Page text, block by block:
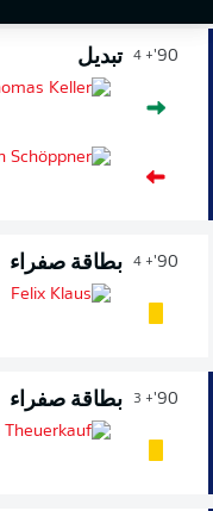
90'
+ 4 تبديل
90'
+ 4 بطاقة صفراء
90'
+ 3 بطاقة صفراء